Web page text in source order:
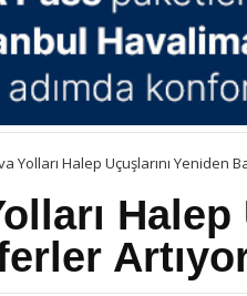
Yolları Halep Uçuşlarını Yeniden
Halep